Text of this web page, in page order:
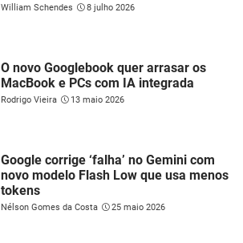
William Schendes 8 julho 2026
O novo Googlebook quer arrasar os
MacBook e PCs com IA integrada
Rodrigo Vieira 13 maio 2026
Google corrige ‘falha’ no Gemini com
novo modelo Flash Low que usa menos
tokens
Nélson Gomes da Costa 25 maio 2026